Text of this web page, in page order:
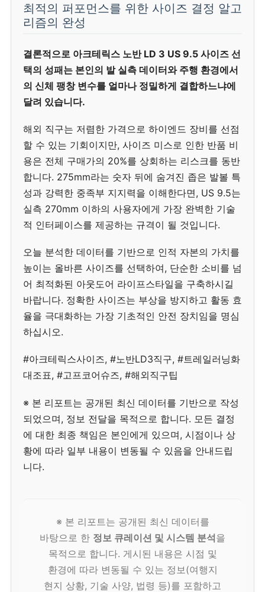
최적의 퍼포먼스를 위한 사이즈 결정 알고
리즘의 완성
결론적으로 아크테릭스 노반 LD 3 US 9.5 사이즈 선
택의 성패는 본인의 발 실측 데이터와 주행 환경에서
의 신체 팽창 변수를 얼마나 정밀하게 결합하느냐에
달려 있습니다.
해외 직구는 저렴한 가격으로 하이엔드 장비를 선점
할 수 있는 기회이지만, 사이즈 미스로 인한 반품 비
용은 전체 구매가의 20%를 상회하는 리스크를 동반
합니다. 275mm라는 숫자 뒤에 숨겨진 좁은 발볼 특
성과 강력한 중족부 지지력을 이해한다면, US 9.5는
실측 270mm 이하의 사용자에게 가장 완벽한 기술
적 인터페이스를 제공하는 규격이 될 것입니다.
오늘 분석한 데이터를 기반으로 인적 자본의 가치를
높이는 올바른 사이즈를 선택하여, 단순한 소비를 넘
어 최적화된 아웃도어 라이프스타일을 구축하시길
바랍니다. 정확한 사이즈는 부상을 방지하고 활동 효
율을 극대화하는 가장 기초적인 안전 장치임을 명심
하십시오.
#아크테릭스사이즈, #노반LD3직구, #트레일러닝화
대조표, #고프코어슈즈, #해외직구팁
※ 본 리포트는 공개된 최신 데이터를 기반으로 작성
되었으며, 정보 전달을 목적으로 합니다. 모든 결정
에 대한 최종 책임은 본인에게 있으며, 시점이나 상
황에 따라 일부 내용이 변동될 수 있음을 안내드립
니다.
※ 본 리포트는 공개된 최신 데이터를
바탕으로 한 정보 큐레이션 및 시스템 분석을
목적으로 합니다. 게시된 내용은 시점 및
환경에 따라 변동될 수 있는 정보(여행지
현지 상황, 기술 사양, 법령 등)를 포함하고